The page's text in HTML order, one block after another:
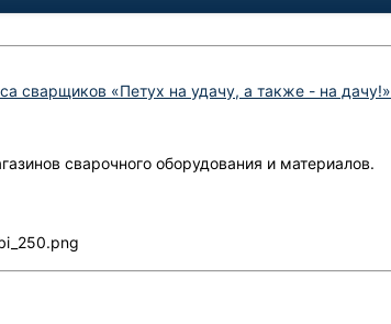
сварщиков «Петух на удачу, а также - на дачу!»
сварочного оборудования и материалов.